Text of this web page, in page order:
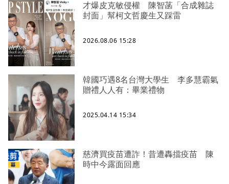
才爆皮克敏侵權 陳智菡「合成雜誌
封面」幫柯文哲慶生又踩雷
2026.08.06 15:28
韓國巧遇8名台灣大學生 李多慧霸氣
贈禮人人有：畢業禮物
2025.04.14 15:34
慈濟買疫苗遭詐！昔遭轟擋疫苗 陳
時中今露面回應